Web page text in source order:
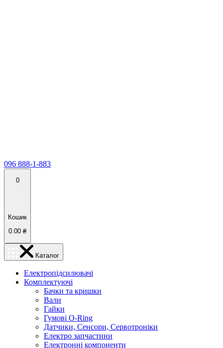
096 888-1-883
0
Кошик
0.00 ₴
Каталог
Електропідсилювачі
Комплектуючі
Бачки та кришки
Вали
Гайки
Гумові O-Ring
Датчики, Сенсори, Сервотроніки
Електро запчастини
Електронні компоненти